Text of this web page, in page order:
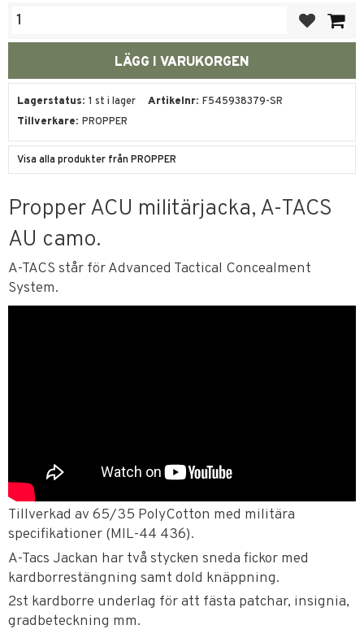
Lagerstatus 1 st i lager Artikelnr F545938379-SR
Tillverkare PROPPER
Visa alla produkter från PROPPER
Propper ACU militärjacka, A-TACS
AU camo.
A-TACS står för Advanced Tactical Concealment
System.
Tillverkad av 65/35 PolyCotton med militära
specifikationer (MIL-44 436).
A-Tacs Jackan har två stycken sneda fickor med
kardborrestängning samt dold knäppning.
2st kardborre underlag för att fästa patchar, insignia,
gradbeteckning mm.